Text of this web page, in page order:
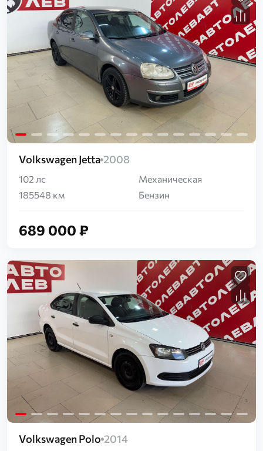
Загрузка...
Volkswagen Jetta 2008
102 лс
Механическая
185548 км
Бензин
689 000 ₽
Загрузка...
Volkswagen Polo 2014